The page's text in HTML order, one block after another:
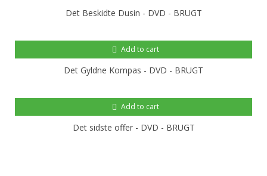
Det Beskidte Dusin - DVD - BRUGT
Add to cart
Det Gyldne Kompas - DVD - BRUGT
Add to cart
Det sidste offer - DVD - BRUGT